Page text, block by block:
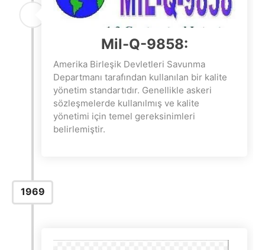
Mil-Q-9858:
Amerika Birleşik Devletleri Savunma
Departmanı tarafından kullanılan bir kalite
yönetim standartıdır. Genellikle askeri
sözleşmelerde kullanılmış ve kalite
yönetimi için temel gereksinimleri
belirlemiştir.
1969